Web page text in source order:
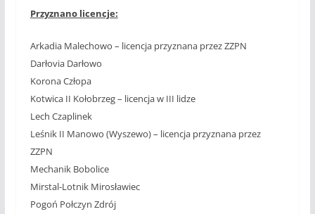
Przyznano licencje:
Arkadia Malechowo – licencja przyznana przez ZZPN
Darłovia Darłowo
Korona Człopa
Kotwica II Kołobrzeg – licencja w III lidze
Lech Czaplinek
Leśnik II Manowo (Wyszewo) – licencja przyznana przez
ZZPN
Mechanik Bobolice
Mirstal-Lotnik Mirosławiec
Pogoń Połczyn Zdrój